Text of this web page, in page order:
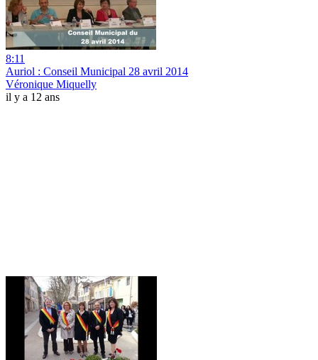
8:11
Auriol : Conseil Municipal 28 avril 2014
Véronique Miquelly
il y a 12 ans